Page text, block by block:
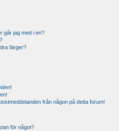
går jag med i en?
färger?
från någon på detta forum!
för något?